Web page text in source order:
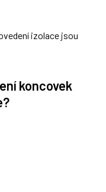
izolace jsou
koncovek